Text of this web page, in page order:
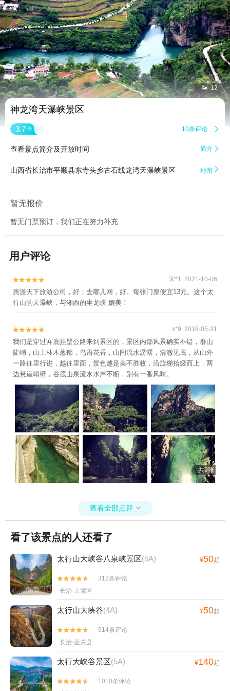
 12
神龙湾天瀑峡景区
3.7 分 10条评论 
查看景点简介及开放时间 简介 
山西省长治市平顺县东寺头乡古石线龙湾天瀑峡景区 地图 
暂无报价
暂无门票预订，我们正在努力补充
用户评论

 宋*1 2021-10-06
惠游天下旅游公司，好；去哪儿网，好。每张门票便宜13元。这个太
行山的天瀑峡，与湘西的坐龙峡 媲美！

 x*9 2018-05-31
我们是穿过宑底挂壁公路来到景区的，景区内部风景确实不错，群山
陡峭，山上林木葱郁，鸟语花香，山间流水潺潺，清澈见底，从山外
一路往里行进，越往里面，景色越是美不胜收，沿旋梯拾级而上，两
边悬崖峭壁，谷底山泉流水水声不断，别有一番风味。
共9张
查看全部点评 
看了该景点的人还看了
太行山大峡谷八泉峡景区(5A) ¥50起


312条评论
长治·上党区
太行山大峡谷(4A) ¥50起


914条评论
长治·壶关县
太行大峡谷景区(5A) ¥140起


1010条评论
